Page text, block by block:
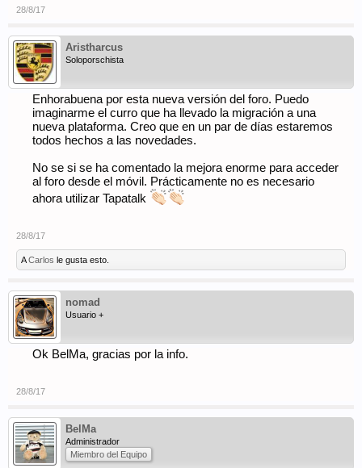
28/8/17
Aristharcus
Soloporschista
Enhorabuena por esta nueva versión del foro. Puedo
imaginarme el curro que ha llevado la migración a una
nueva plataforma. Creo que en un par de días estaremos
todos hechos a las novedades.
No se si se ha comentado la mejora enorme para acceder
al foro desde el móvil. Prácticamente no es necesario
ahora utilizar Tapatalk
28/8/17
ACarlos le gusta esto.
nomad
Usuario +
Ok BelMa, gracias por la info.
28/8/17
BelMa
Administrador
Miembro del Equipo